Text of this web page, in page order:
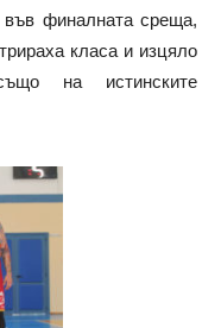
във финалната среща,
класа и изцяло
на истинските